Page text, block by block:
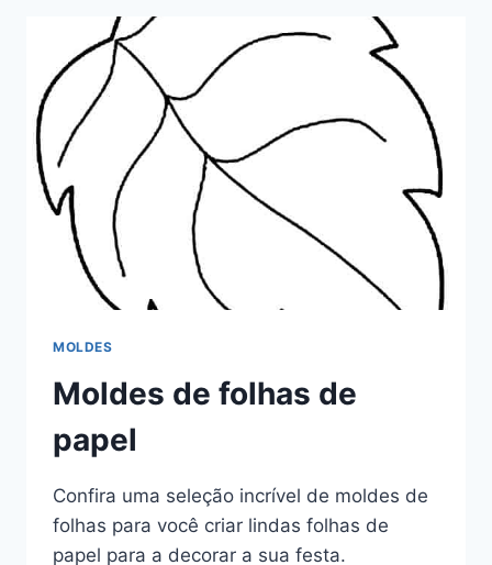
DE
PAPEL
MOLDES
Moldes de folhas de
papel
Confira uma seleção incrível de moldes de
folhas para você criar lindas folhas de
papel para a decorar a sua festa.